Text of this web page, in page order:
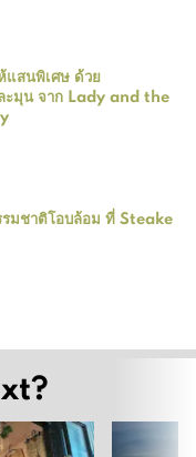
แสนพิเศษ ด้วย
มุน จาก Lady and the
มชาติโอบล้อม ที่ Steake